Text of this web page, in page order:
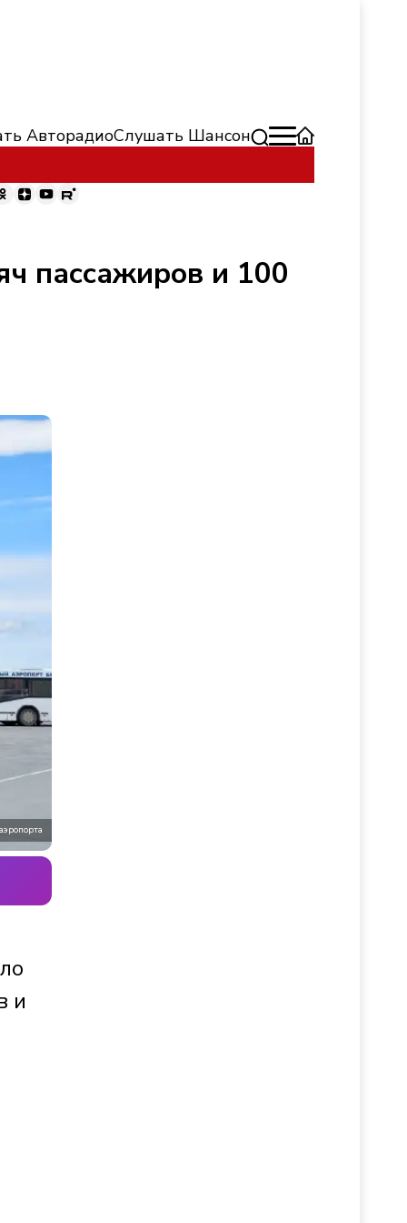
АвторадиоСлушать Шансон
пассажиров и 100
и